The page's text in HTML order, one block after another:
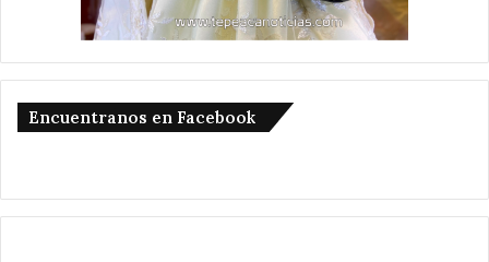
Encuentranos en Facebook